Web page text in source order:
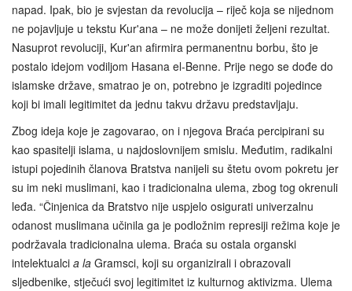
napad. Ipak, bio je svjestan da revolucija – riječ koja se nijednom
ne pojavljuje u tekstu Kur'ana – ne može donijeti željeni rezultat.
Nasuprot revoluciji, Kur'an afirmira permanentnu borbu, što je
postalo idejom vodiljom Hasana el-Benne. Prije nego se dođe do
islamske države, smatrao je on, potrebno je izgraditi pojedince
koji bi imali legitimitet da jednu takvu državu predstavljaju.
Zbog ideja koje je zagovarao, on i njegova Braća percipirani su
kao spasitelji islama, u najdoslovnijem smislu. Međutim, radikalni
istupi pojedinih članova Bratstva nanijeli su štetu ovom pokretu jer
su im neki muslimani, kao i tradicionalna ulema, zbog tog okrenuli
leđa. “Činjenica da Bratstvo nije uspjelo osigurati univerzalnu
odanost muslimana učinila ga je podložnim represiji režima koje je
podržavala tradicionalna ulema. Braća su ostala organski
intelektualci a la Gramsci, koji su organizirali i obrazovali
sljedbenike, stječući svoj legitimitet iz kulturnog aktivizma. Ulema